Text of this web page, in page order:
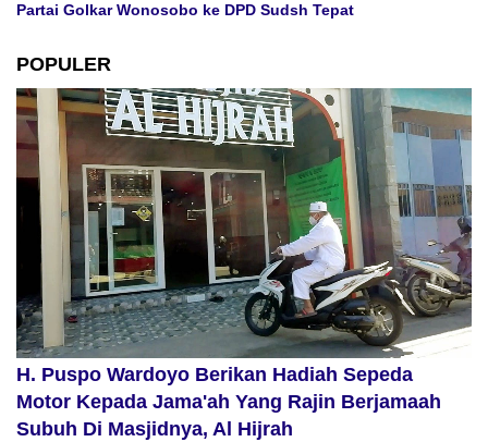
Partai Golkar Wonosobo ke DPD Sudsh Tepat
POPULER
H. Puspo Wardoyo Berikan Hadiah Sepeda
Motor Kepada Jama'ah Yang Rajin Berjamaah
Subuh Di Masjidnya, Al Hijrah